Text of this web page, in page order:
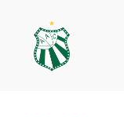
conteúdo